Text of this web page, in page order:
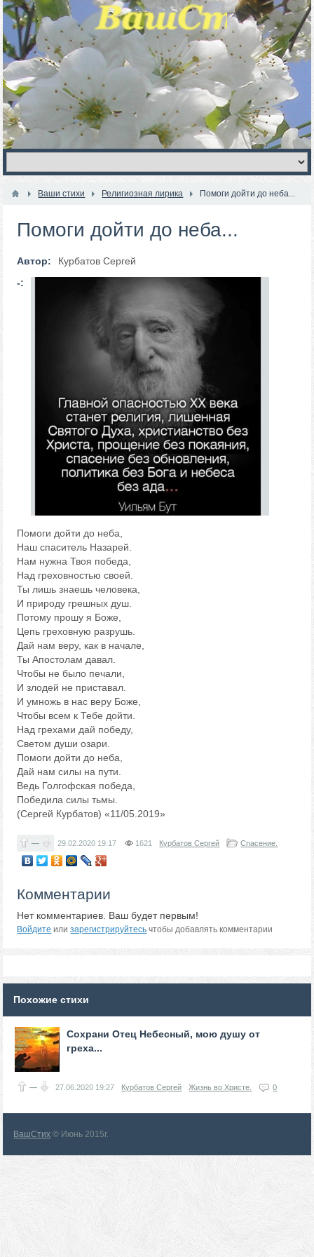
Ваши стихи Религиозная лирика Помоги дойти до неба...
Помоги дойти до неба...
Автор:
Курбатов Сергей
-:
Помоги дойти до неба,
Наш спаситель Назарей.
Нам нужна Твоя победа,
Над греховностью своей.
Ты лишь знаешь человека,
И природу грешных душ.
Потому прошу я Боже,
Цепь греховную разрушь.
Дай нам веру, как в начале,
Ты Апостолам давал.
Чтобы не было печали,
И злодей не приставал.
И умножь в нас веру Боже,
Чтобы всем к Тебе дойти.
Над грехами дай победу,
Светом души озари.
Помоги дойти до неба,
Дай нам силы на пути.
Ведь Голгофская победа,
Победила силы тьмы.
(Сергей Курбатов) «11/05.2019»
— 29.02.2020 19:17 1621 Курбатов Сергей Спасение.
Комментарии
Нет комментариев. Ваш будет первым!
Войдите илизарегистрируйтесь чтобы добавлять комментарии
Похожие стихи
Сохрани Отец Небесный, мою душу от
греха...
— 27.06.2020 19:27 Курбатов Сергей Жизнь во Христе. 0
ВашСтих © Июнь 2015г.